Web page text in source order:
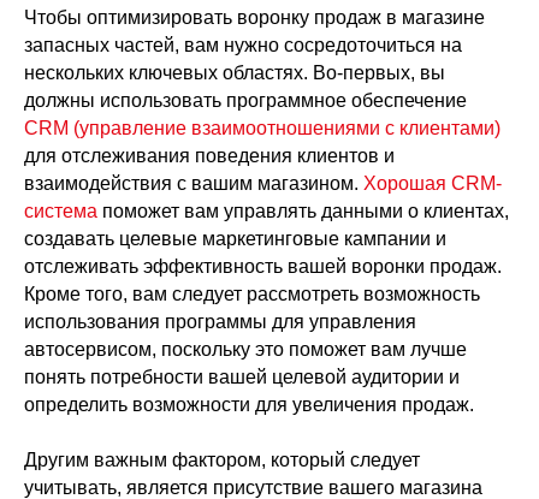
Чтобы оптимизировать воронку продаж в магазине
запасных частей, вам нужно сосредоточиться на
нескольких ключевых областях. Во-первых, вы
должны использовать программное обеспечение
CRM (управление взаимоотношениями с клиентами)
для отслеживания поведения клиентов и
взаимодействия с вашим магазином. Хорошая CRM-
система поможет вам управлять данными о клиентах,
создавать целевые маркетинговые кампании и
отслеживать эффективность вашей воронки продаж.
Кроме того, вам следует рассмотреть возможность
использования программы для управления
автосервисом, поскольку это поможет вам лучше
понять потребности вашей целевой аудитории и
определить возможности для увеличения продаж.
Другим важным фактором, который следует
учитывать, является присутствие вашего магазина